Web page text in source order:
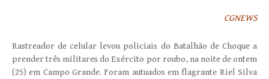
CGNEWS
Rastreador de celular levou policiais do Batalhão de Choque a
prender três militares do Exército por roubo, na noite de ontem
(25) em Campo Grande. Foram autuados em flagrante Riel Silva